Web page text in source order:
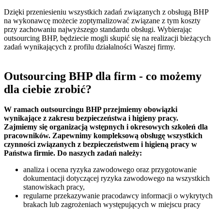
Dzięki przeniesieniu wszystkich zadań związanych z obsługą BHP
na wykonawcę możecie zoptymalizować związane z tym koszty
przy zachowaniu najwyższego standardu obsługi. Wybierając
outsourcing BHP, będziecie mogli skupić się na realizacji bieżących
zadań wynikających z profilu działalności Waszej firmy.
Outsourcing BHP dla firm - co możemy
dla ciebie zrobić?
W ramach outsourcingu BHP przejmiemy obowiązki
wynikające z zakresu bezpieczeństwa i higieny pracy.
Zajmiemy się organizacją wstępnych i okresowych szkoleń dla
pracowników. Zapewnimy kompleksową obsługę wszystkich
czynności związanych z bezpieczeństwem i higieną pracy w
Państwa firmie. Do naszych zadań należy:
analiza i ocena ryzyka zawodowego oraz przygotowanie
dokumentacji dotyczącej ryzyka zawodowego na wszystkich
stanowiskach pracy,
regularne przekazywanie pracodawcy informacji o wykrytych
brakach lub zagrożeniach występujących w miejscu pracy